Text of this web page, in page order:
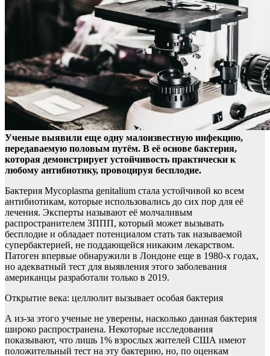
Ученые выявили еще одну малоизвестную инфекцию,
передаваемую половым путём. В её основе бактерия,
которая демонстрирует устойчивость практически к
любому антибиотику, провоцируя бесплодие.
Бактерия Mycoplasma genitalium стала устойчивой ко всем
антибиотикам, которые использовались до сих пор для её
лечения. Эксперты называют её молчаливым
распространителем ЗППП, который может вызывать
бесплодие и обладает потенциалом стать так называемой
супербактерией, не поддающейся никаким лекарством.
Патоген впервые обнаружили в Лондоне еще в 1980-х годах,
но адекватный тест для выявления этого заболевания
американцы разработали только в 2019.
Открытие века: целлюлит вызывает особая бактерия
А из-за этого ученые не уверены, насколько данная бактерия
широко распространена. Некоторые исследования
показывают, что лишь 1% взрослых жителей США имеют
положительный тест на эту бактерию, но, по оценкам